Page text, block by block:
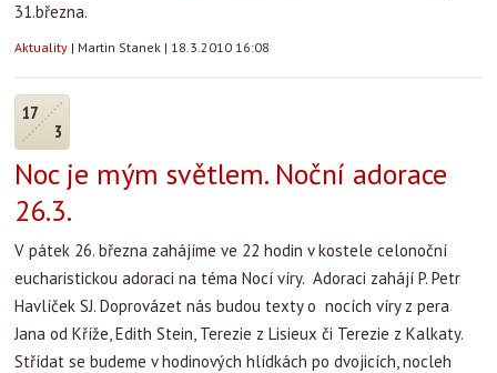
31.března.
Aktuality | Martin Stanek | 18.3.2010 16:08
17
3
Noc je mým světlem. Noční adorace
26.3.
V pátek 26. března zahájíme ve 22 hodin v kostele celonoční
eucharistickou adoraci na téma Nocí víry. Adoraci zahájí P. Petr
Havlíček SJ. Doprovázet nás budou texty o nocích víry z pera
Jana od Kříže, Edith Stein, Terezie z Lisieux či Terezie z Kalkaty.
Střídat se budeme v hodinových hlídkách po dvojicích, nocleh